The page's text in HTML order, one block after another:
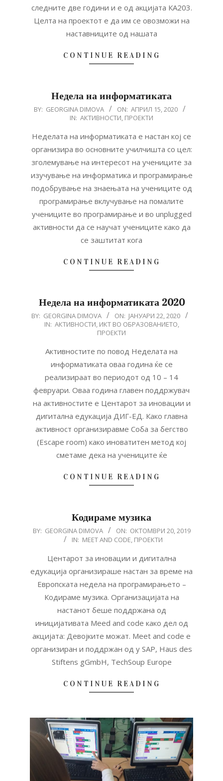
следните две години и е од акцијата КА203.
Целта на проектот е да им се овозможи на
наставниците од нашата
CONTINUE READING
Недела на информатиката
2020-
15
BY: GEORGINA DIMOVA ON: АПРИЛ 15, 2020
IN: АКТИВНОСТИ ПРОЕКТИ
Неделата на информатиката е настан кој се
организира во основните училчишта со цел:
зголемување на интересот на учениците за
изучување на информатика и програмирање
подобрување на знаењата на учениците од
програмирање вклучување на помалите
учениците во програмирање и во unplugged
активности да се научат учениците како да
се заштитат кога
CONTINUE READING
Недела на информатиката 2020
2020-
BY: GEORGINA DIMOVA ON: ЈАНУАРИ 22, 2020
IN: АКТИВНОСТИ ИКТ ВО ОБРАЗОВАНИЕТО
ПРОЕКТИ
Активностите по повод Неделата на
информатиката оваа година ќе се
реализираат во периодот од 10 – 14
февруари. Оваа година главен поддржувач
на активностите е Центарот за иновации и
дигитална едукација ДИГ-ЕД. Како главна
активност организиравме Соба за бегство
(Escape room) како иноватитен метод кој
сметаме дека на учениците ќе
CONTINUE READING
Кодираме музика
2019-
BY: GEORGINA DIMOVA ON: ОКТОМВРИ 20, 2019
IN: MEET AND CODE ПРОЕКТИ
Центарот за иновации и дигитална
едукација организираше настан за време на
Европската недела на програмирањето –
Кодираме музика. Организацијата на
настанот беше поддржана од
иницијативата Meed and code како дел од
акцијата: Девојките можат. Meet and code е
организиран и поддржан од y SAP, Haus des
Stiftens gGmbH, TechSoup Europe
CONTINUE READING